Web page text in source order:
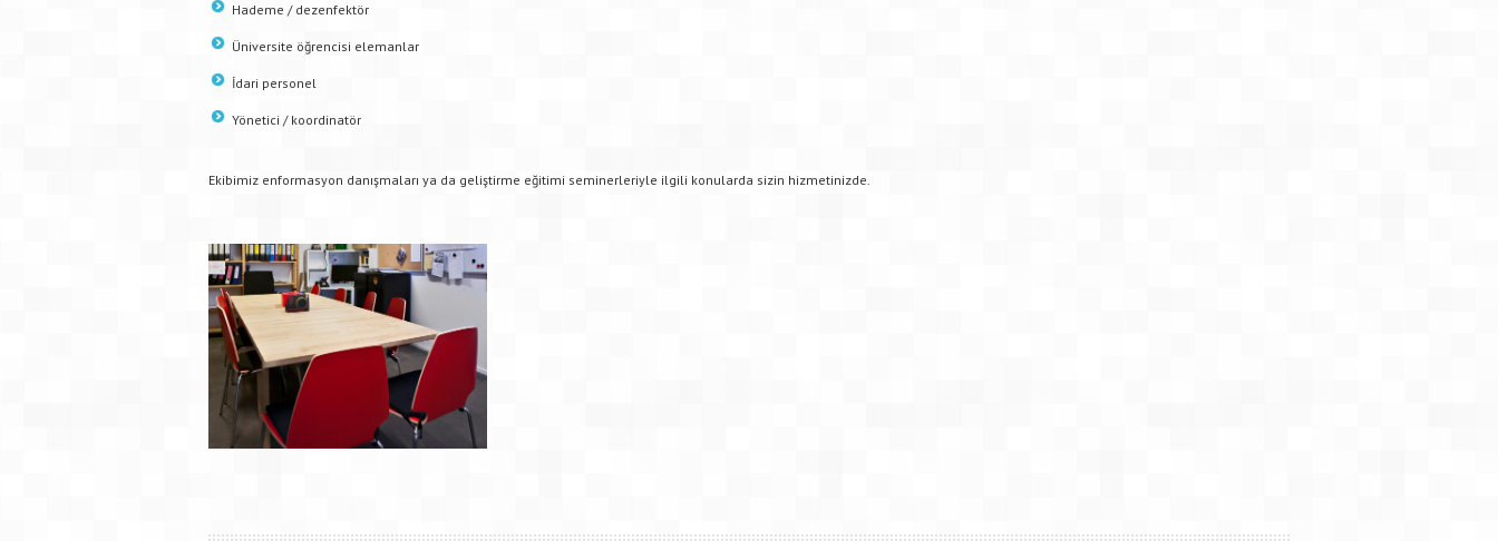
Hademe / dezenfektör
Üniversite öğrencisi elemanlar
İdari personel
Yönetici / koordinatör
Ekibimiz enformasyon danışmaları ya da geliştirme eğitimi seminerleriyle ilgili konularda sizin hizmetinizde.